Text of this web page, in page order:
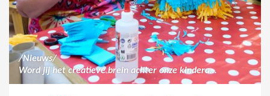
/Nieuws/
Word jij het creatieve brein achter onze kinderactiviteiten?